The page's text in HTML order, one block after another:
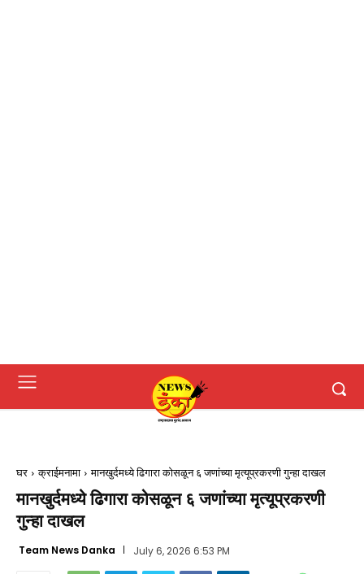
घर क्राईमनामा मानखुर्दमध्ये ढिगारा कोसळून ६ जणांच्या मृत्यूप्रकरणी गुन्हा दाखल
मानखुर्दमध्ये ढिगारा कोसळून ६ जणांच्या मृत्यूप्रकरणी
गुन्हा दाखल
Team News Danka July 6, 2026 6:53 PM